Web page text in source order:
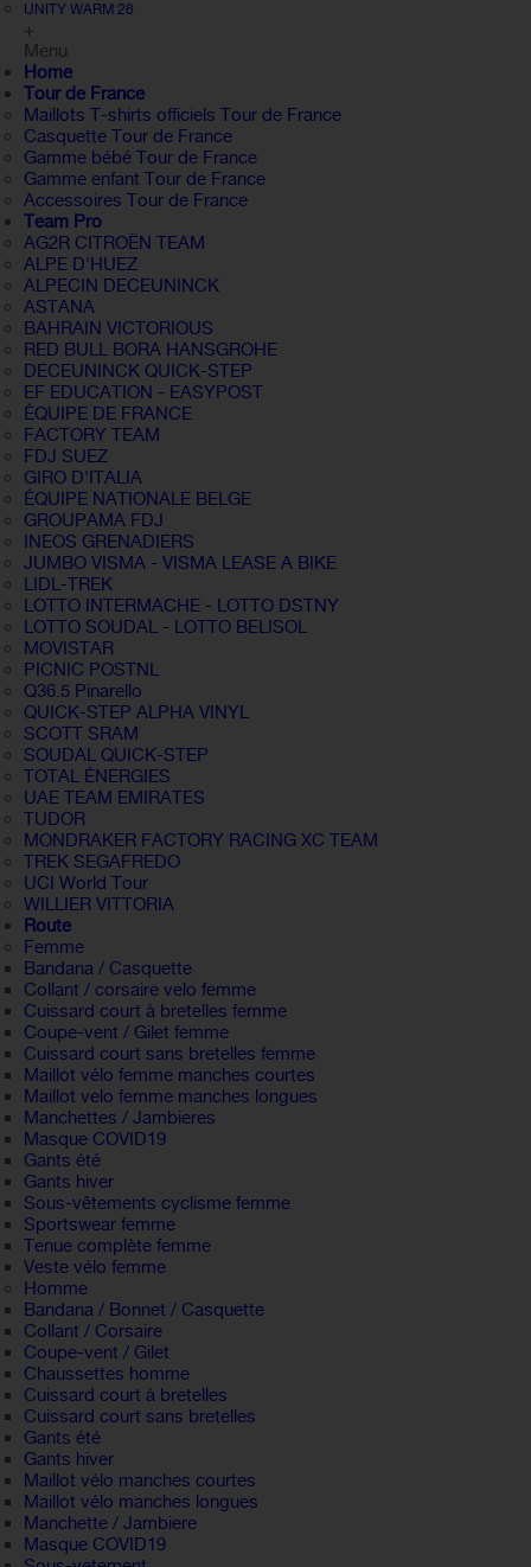
UNITY WARM 26
+
Menu
Home
Tour de France
Maillots T-shirts officiels Tour de France
Casquette Tour de France
Gamme bébé Tour de France
Gamme enfant Tour de France
Accessoires Tour de France
Team Pro
AG2R CITROËN TEAM
ALPE D'HUEZ
ALPECIN DECEUNINCK
ASTANA
BAHRAIN VICTORIOUS
RED BULL BORA HANSGROHE
DECEUNINCK QUICK-STEP
EF EDUCATION - EASYPOST
ÉQUIPE DE FRANCE
FACTORY TEAM
FDJ SUEZ
GIRO D'ITALIA
ÉQUIPE NATIONALE BELGE
GROUPAMA FDJ
INEOS GRENADIERS
JUMBO VISMA - VISMA LEASE A BIKE
LIDL-TREK
LOTTO INTERMACHE - LOTTO DSTNY
LOTTO SOUDAL - LOTTO BELISOL
MOVISTAR
PICNIC POSTNL
Q36.5 Pinarello
QUICK-STEP ALPHA VINYL
SCOTT SRAM
SOUDAL QUICK-STEP
TOTAL ÉNERGIES
UAE TEAM EMIRATES
TUDOR
MONDRAKER FACTORY RACING XC TEAM
TREK SEGAFREDO
UCI World Tour
WILLIER VITTORIA
Route
Femme
Bandana / Casquette
Collant / corsaire velo femme
Cuissard court à bretelles femme
Coupe-vent / Gilet femme
Cuissard court sans bretelles femme
Maillot vélo femme manches courtes
Maillot velo femme manches longues
Manchettes / Jambieres
Masque COVID19
Gants été
Gants hiver
Sous-vêtements cyclisme femme
Sportswear femme
Tenue complète femme
Veste vélo femme
Homme
Bandana / Bonnet / Casquette
Collant / Corsaire
Coupe-vent / Gilet
Chaussettes homme
Cuissard court à bretelles
Cuissard court sans bretelles
Gants été
Gants hiver
Maillot vélo manches courtes
Maillot vélo manches longues
Manchette / Jambiere
Masque COVID19